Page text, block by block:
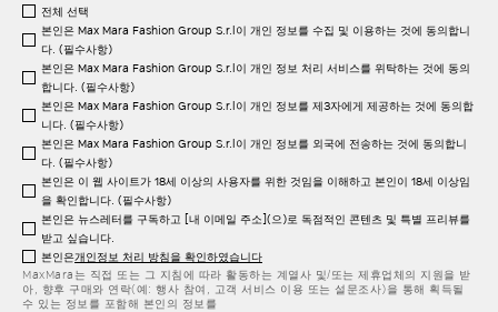
전체 선택
본인은 Max Mara Fashion Group S.r.l이 개인 정보를 수집 및 이용하는 것에 동의합니
다. (필수사항)
본인은 Max Mara Fashion Group S.r.l이 개인 정보 처리 서비스를 위탁하는 것에 동의
합니다. (필수사항)
본인은 Max Mara Fashion Group S.r.l이 개인 정보를 제3자에게 제공하는 것에 동의합
니다. (필수사항)
본인은 Max Mara Fashion Group S.r.l이 개인 정보를 외국에 전송하는 것에 동의합니
다. (필수사항)
본인은 이 웹 사이트가 18세 이상의 사용자를 위한 것임을 이해하고 본인이 18세 이상임
을 확인합니다. (필수사항)
본인은 뉴스레터를 구독하고 [내 이메일 주소](으)로 독점적인 콘텐츠 및 특별 프리뷰를
받고 싶습니다.
본인은개인정보 처리 방침을 확인하였습니다
MaxMara는 직접 또는 그 지침에 따라 활동하는 계열사 및/또는 제휴업체의 지원을 받
아, 향후 구매와 연락(예: 행사 참여, 고객 서비스 이용 또는 설문조사)을 통해 획득될
수 있는 정보를 포함해 본인의 정보를